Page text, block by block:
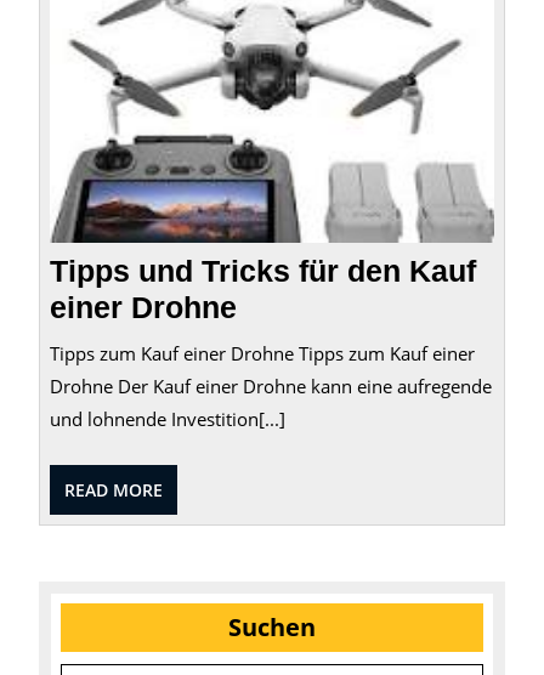
Tipps und Tricks für den Kauf
einer Drohne
Tipps zum Kauf einer Drohne Tipps zum Kauf einer
Drohne Der Kauf einer Drohne kann eine aufregende
und lohnende Investition[...]
READ MORE
MORE
Suchen